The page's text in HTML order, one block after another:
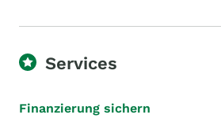
Services
Finanzierung sichern